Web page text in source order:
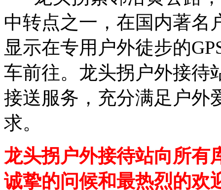
中转点之一，在国内著名
显示在专用户外徒步的
车前往。龙头拐户外接待
接送服务，充分满足户外
求。
龙头拐户外接待站向所有
诚挚的问候和最热烈的欢